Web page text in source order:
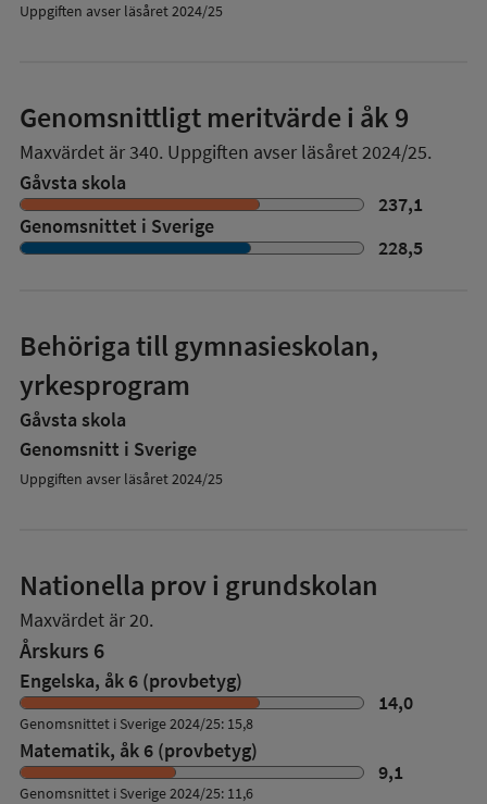
Uppgiften avser läsåret 2024/25
Genomsnittligt meritvärde i åk 9
Maxvärdet är 340. Uppgiften avser läsåret 2024/25.
Gåvsta skola
237,1
Genomsnittet i Sverige
228,5
Behöriga till gymnasieskolan,
yrkesprogram
Gåvsta skola
Genomsnitt i Sverige
Uppgiften avser läsåret 2024/25
Nationella prov i grundskolan
Maxvärdet är 20.
Årskurs 6
Engelska, åk 6 (provbetyg)
14,0
Genomsnittet i Sverige 2024/25: 15,8
Matematik, åk 6 (provbetyg)
9,1
Genomsnittet i Sverige 2024/25: 11,6